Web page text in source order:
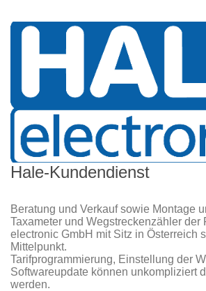
Hale-Kundendienst
Beratung und Verkauf sowie Montage
Taxameter und Wegstreckenzähler der
electronic GmbH mit Sitz in Österreich
Mittelpunkt.
Tarifprogrammierung, Einstellung der
Softwareupdate können unkompliziert
werden.